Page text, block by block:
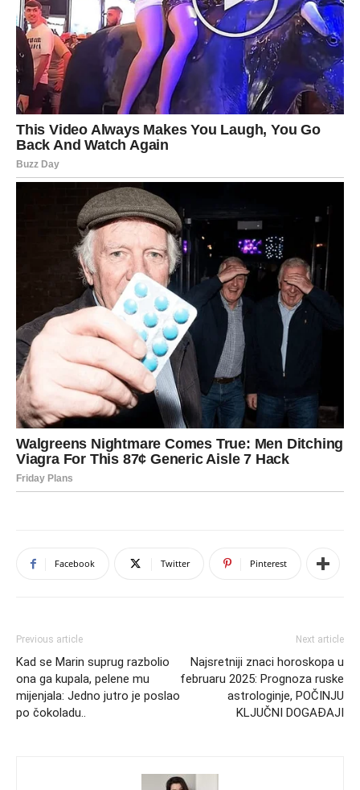
Facebook Twitter Pinterest
Previous article
Kad se Marin suprug razbolio
ona ga kupala, pelene mu
mijenjala: Jedno jutro je poslao
po čokoladu..
Next article
Najsretniji znaci horoskopa u
februaru 2025: Prognoza ruske
astrologinje, POČINJU
KLJUČNI DOGAĐAJI